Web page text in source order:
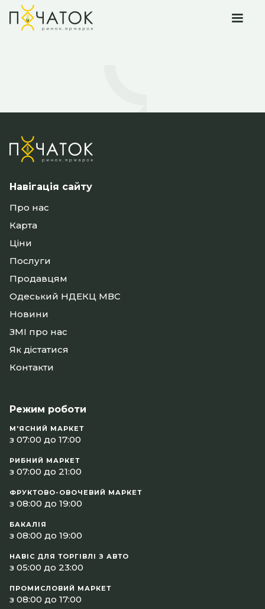
Навігація сайту
Про нас
Карта
Ціни
Послуги
Продавцям
Одеський НДЕКЦ МВС
Новини
ЗМІ про нас
Як дістатися
Контакти
Режим роботи
М'ЯСНИЙ МАРКЕТ
з 07:00 до 17:00
РИБНИЙ МАРКЕТ
з 07:00 до 21:00
ФРУКТОВО-ОВОЧЕВИЙ МАРКЕТ
з 08:00 до 19:00
БАКАЛІЯ
з 08:00 до 19:00
НАВІС ДЛЯ ТОРГІВЛІ З АВТО
з 05:00 до 23:00
ПРОМИСЛОВИЙ МАРКЕТ
з 08:00 до 17:00